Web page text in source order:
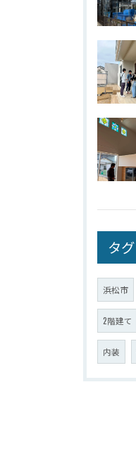
タグ
浜松市
2階建て
内装